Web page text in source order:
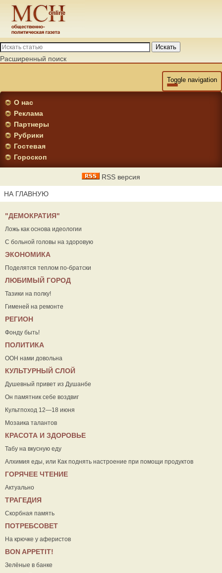
Искать
Расширенный поиск
Toggle navigation
О нас
Реклама
Партнеры
Рубрики
Гостевая
Гороскоп
RSS версия
НА ГЛАВНУЮ
"ДЕМОКРАТИЯ"
Ложь как основа идеологии
С больной головы на здоровую
ЭКОНОМИКА
Поделятся теплом по-братски
ЛЮБИМЫЙ ГОРОД
Тазики на полку!
Гименей на ремонте
РЕГИОН
Фонду быть!
ПОЛИТИКА
ООН нами довольна
КУЛЬТУРНЫЙ СЛОЙ
Душевный привет из Душанбе
Он памятник себе воздвиг
Культпоход 12—18 июня
Мозаика талантов
КРАСОТА И ЗДОРОВЬЕ
Табу на вкусную еду
Алхимия еды, или Как поднять настроение при помощи продуктов
ГОРЯЧЕЕ ЧТЕНИЕ
Актуально
ТРАГЕДИЯ
Скорбная память
ПОТРЕБСОВЕТ
На крючке у аферистов
ВON APPETIT!
Зелёные в банке